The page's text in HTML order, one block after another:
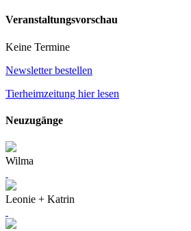
Veranstaltungsvorschau
Keine Termine
Newsletter bestellen
Tierheimzeitung hier lesen
Neuzugänge
Wilma
Leonie + Katrin